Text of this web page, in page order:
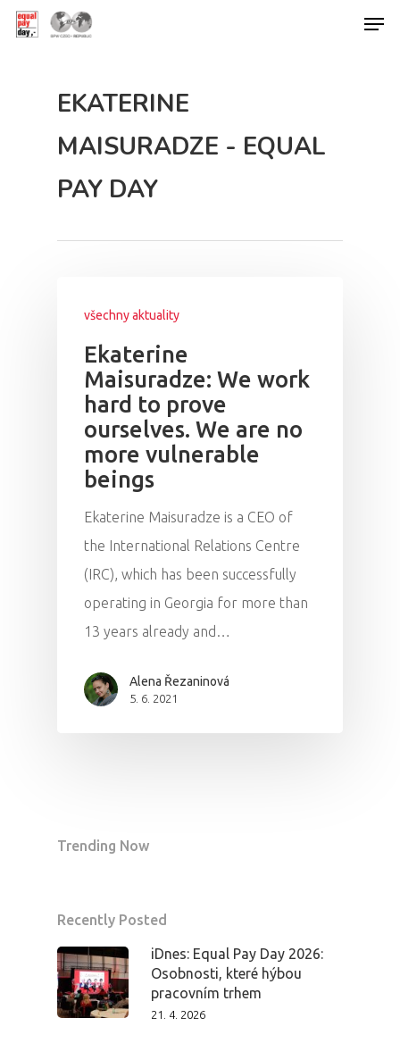
Hit enter to search or ESC to close
EKATERINE
MAISURADZE - EQUAL
PAY DAY
všechny aktuality
Ekaterine
Maisuradze: We work
hard to prove
ourselves. We are no
more vulnerable
beings
Ekaterine Maisuradze is a CEO of
the International Relations Centre
(IRC), which has been successfully
operating in Georgia for more than
13 years already and…
Alena Řezaninová
5. 6. 2021
Trending Now
Recently Posted
iDnes: Equal Pay Day 2026:
Osobnosti, které hýbou
pracovním trhem
21. 4. 2026